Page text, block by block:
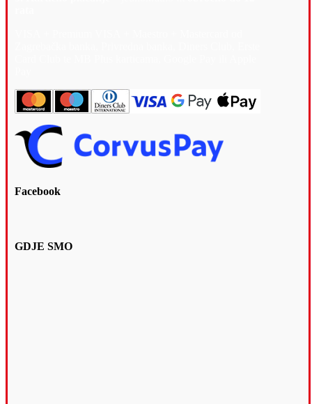
Facebook
GDJE SMO